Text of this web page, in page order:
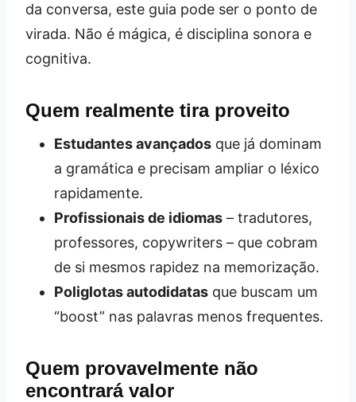
da conversa, este guia pode ser o ponto de
virada. Não é mágica, é disciplina sonora e
cognitiva.
Quem realmente tira proveito
Estudantes avançados que já dominam
a gramática e precisam ampliar o léxico
rapidamente.
Profissionais de idiomas – tradutores,
professores, copywriters – que cobram
de si mesmos rapidez na memorização.
Poliglotas autodidatas que buscam um
“boost” nas palavras menos frequentes.
Quem provavelmente não
encontrará valor